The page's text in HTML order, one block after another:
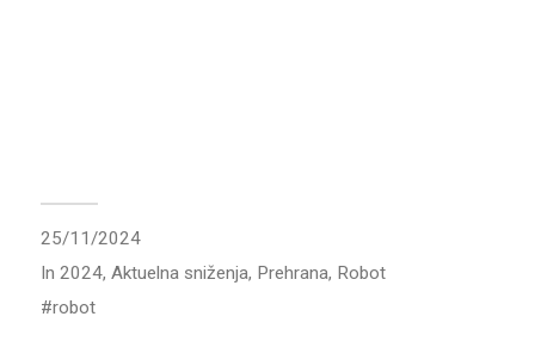
25/11/2024
In 2024, Aktuelna sniženja, Prehrana, Robot
robot